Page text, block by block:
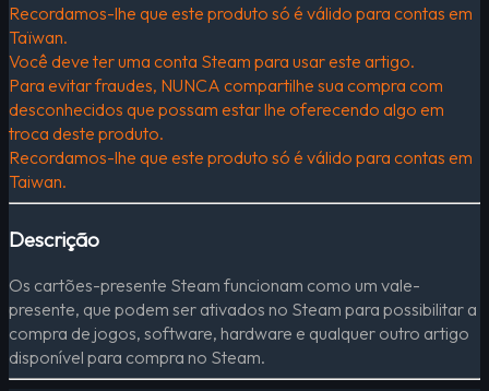
Recordamos-lhe que este produto só é válido para contas em
Taïwan.
Você deve ter uma conta Steam para usar este artigo.
Para evitar fraudes, NUNCA compartilhe sua compra com
desconhecidos que possam estar lhe oferecendo algo em
troca deste produto.
Recordamos-lhe que este produto só é válido para contas em
Taiwan.
Descrição
Os cartões-presente Steam funcionam como um vale-
presente, que podem ser ativados no Steam para possibilitar a
compra de jogos, software, hardware e qualquer outro artigo
disponível para compra no Steam.